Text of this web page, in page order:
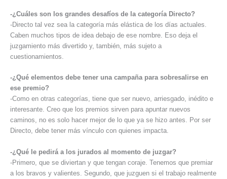
-¿Cuáles son los grandes desafíos de la categoría Directo?
-Directo tal vez sea la categoría más elástica de los días actuales.
Caben muchos tipos de idea debajo de ese nombre. Eso deja el
juzgamiento más divertido y, también, más sujeto a
cuestionamientos.
-¿Qué elementos debe tener una campaña para sobresalirse en
ese premio?
-Como en otras categorías, tiene que ser nuevo, arriesgado, inédito e
interesante. Creo que los premios sirven para apuntar nuevos
caminos, no es solo hacer mejor de lo que ya se hizo antes. Por ser
Directo, debe tener más vínculo con quienes impacta.
-¿Qué le pedirá a los jurados al momento de juzgar?
-Primero, que se diviertan y que tengan coraje. Tenemos que premiar
a los bravos y valientes. Segundo, que juzguen si el trabajo realmente